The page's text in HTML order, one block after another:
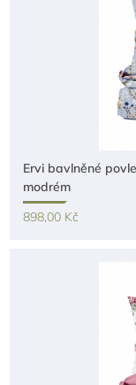
Ervi bavlněné
modrém
898,00 Kč